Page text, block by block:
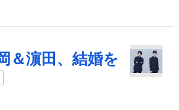
＆濵田、結婚を